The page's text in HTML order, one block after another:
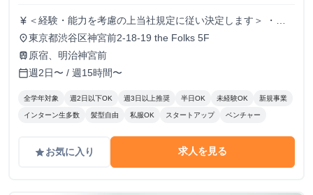
currency_yen ＜経験・能力を考慮の上当社規定に従い決定します＞ ・時
給1,250円〜 ・昇給：実績に応じて有
place東京都渋谷区神宮前2-18-19 the Folks 5F
train 原宿、明治神宮前
calendar_today週2日〜 / 週15時間〜
全学年対象 週2日以下OK 週3日以上推奨 半日OK 未経験OK 新規事業
インターン生多数 髪型自由 私服OK スタートアップ ベンチャー
gradeお気に入り 求人を見る